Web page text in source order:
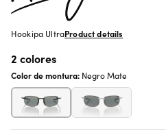
Hookipa UltraProduct details
2 colores
Color de montura: Negro Mate